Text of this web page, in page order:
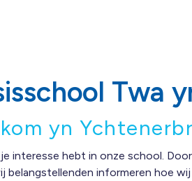
Twa
yn
interesse hebt in onze school.
belangstellenden informeren hoe